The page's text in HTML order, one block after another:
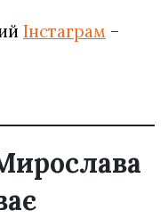
Інстаграм –